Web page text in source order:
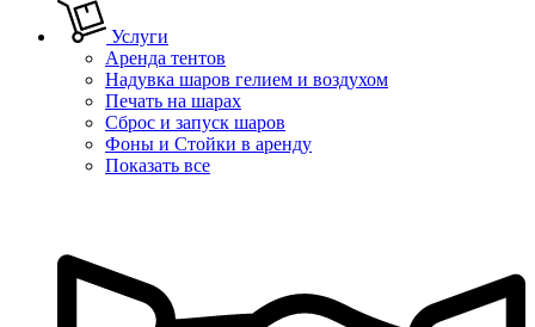
Услуги
Аренда тентов
Надувка шаров гелием и воздухом
Печать на шарах
Сброс и запуск шаров
Фоны и Стойки в аренду
Показать все